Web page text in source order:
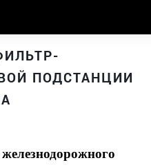
ПОДСТАНЦИИ